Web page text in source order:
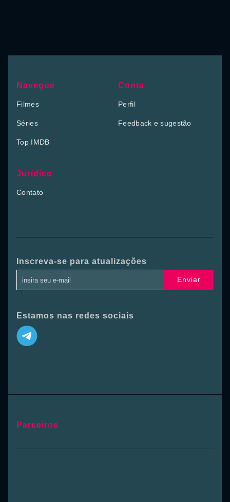
Navegue
Filmes
Séries
Top IMDB
Conta
Perfil
Feedback e sugestão
Jurídico
Contato
Inscreva-se para atualizações
Enviar
Estamos nas redes sociais
Parceiros